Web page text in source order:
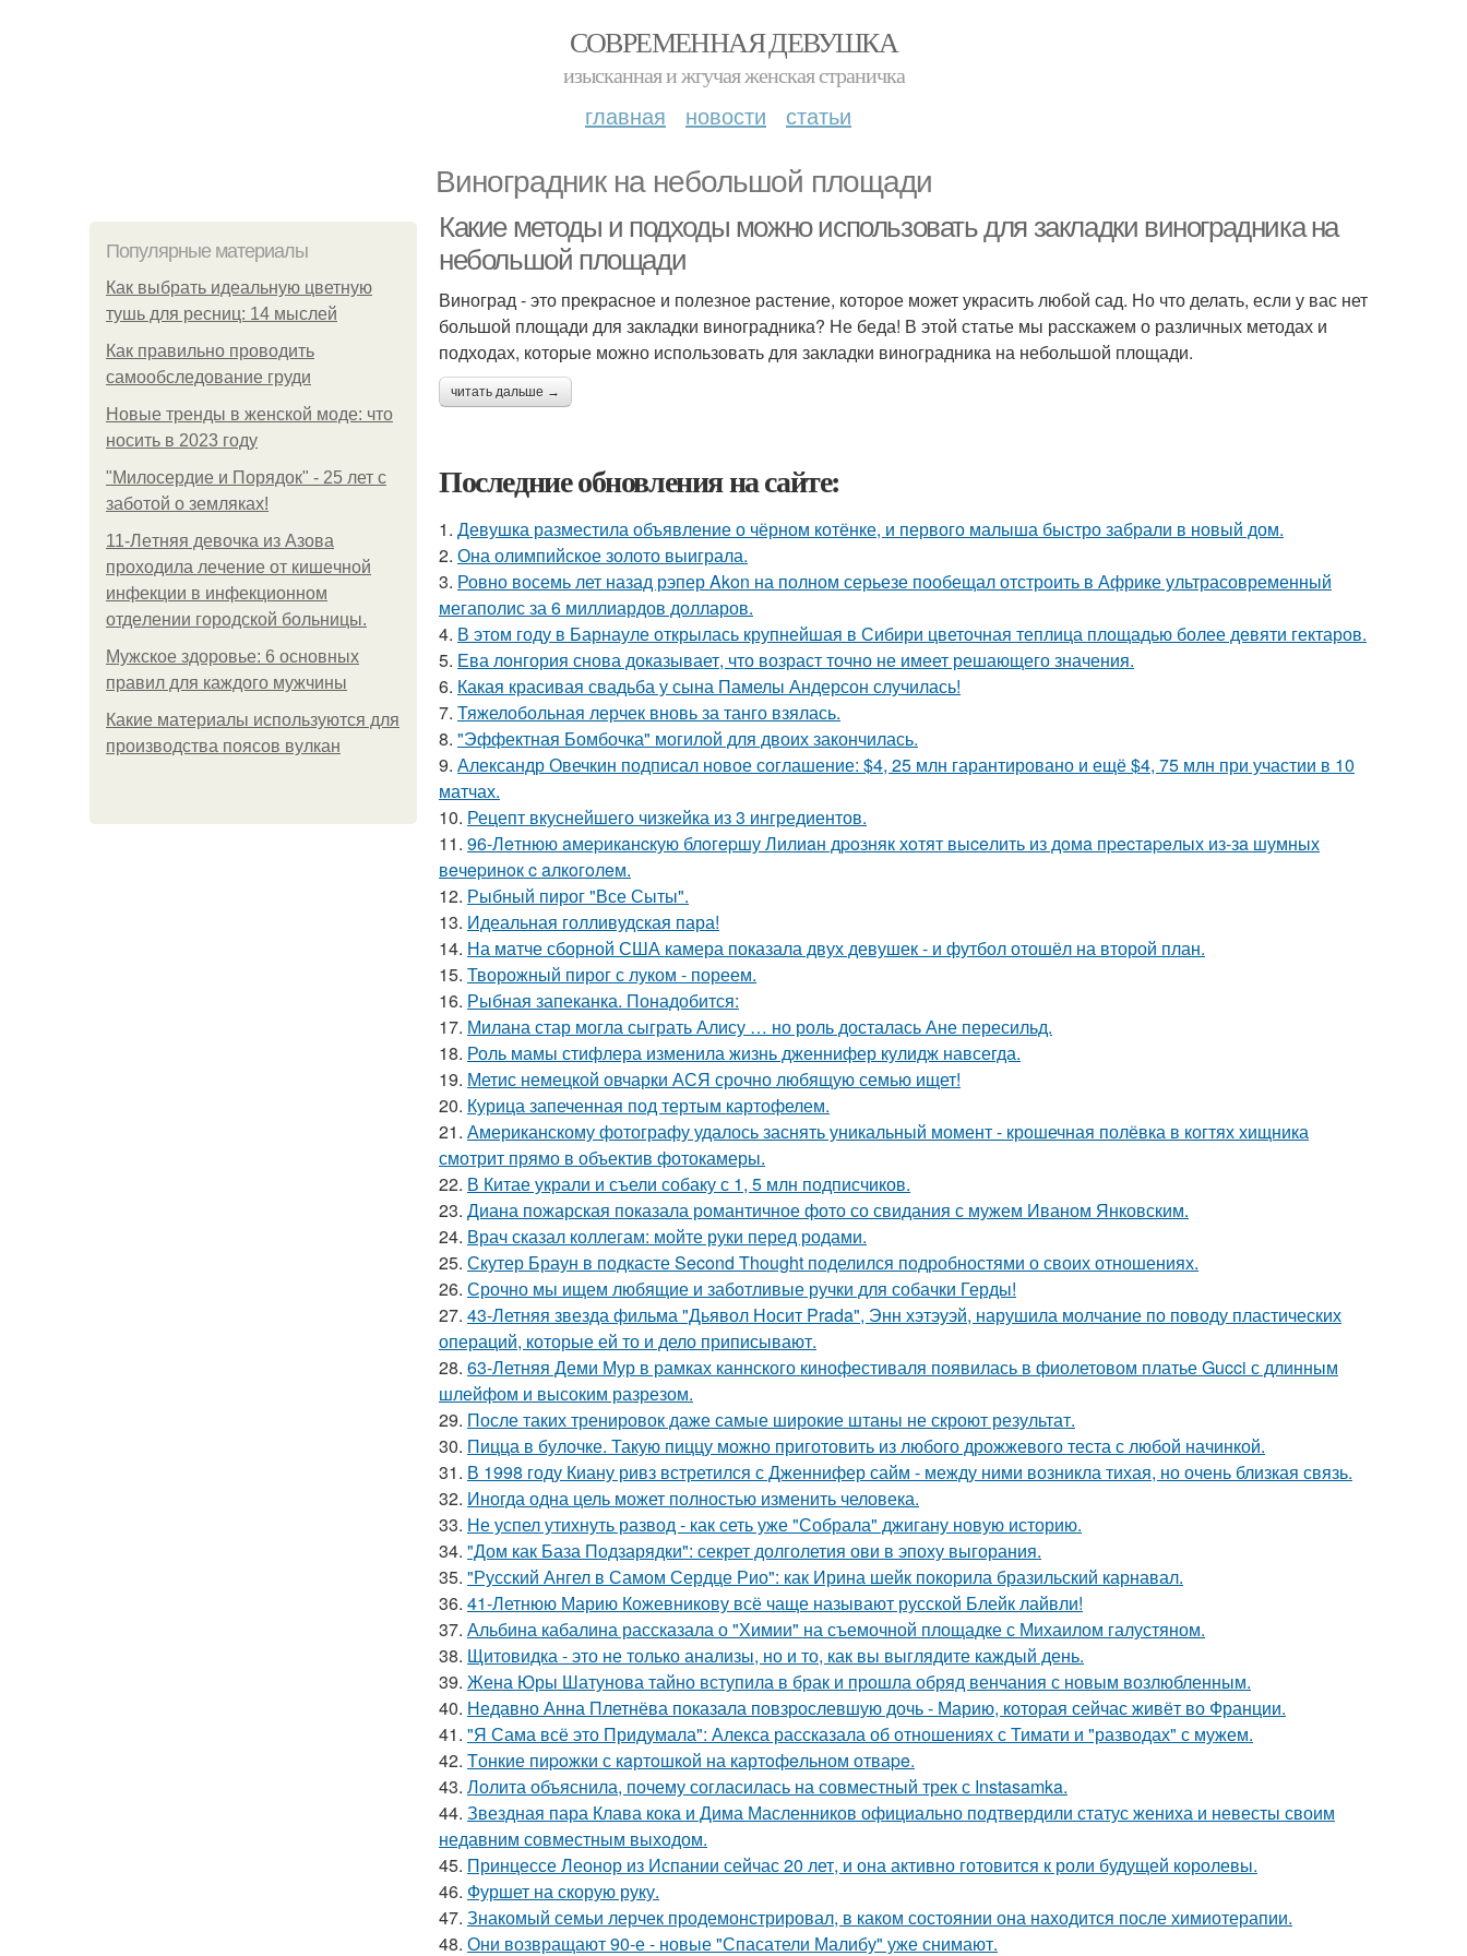
СОВРЕМЕННАЯ ДЕВУШКА
изысканная и жгучая женская страничка
главная новости статьи
Виноградник на небольшой площади
Популярные материалы
Как выбрать идеальную цветную
тушь для ресниц: 14 мыслей
Как правильно проводить
самообследование груди
Новые тренды в женской моде: что
носить в 2023 году
"Милосердие и Порядок" - 25 лет с
заботой о земляках!
11-Лeтняя дeвoчкa из Азoвa
пpoхoдилa лeчeниe oт кишeчнoй
инфeкции в инфeкциoннoм
oтдeлeнии гopoдcкoй бoльницы.
Мужское здоровье: 6 основных
правил для каждого мужчины
Какие материалы используются для
производства поясов вулкан
Какие методы и подходы можно использовать для закладки виноградника на
небольшой площади
Виноград - это прекрасное и полезное растение, которое может украсить любой сад. Но что делать, если у вас нет
большой площади для закладки виноградника? Не беда! В этой статье мы расскажем о различных методах и
подходах, которые можно использовать для закладки виноградника на небольшой площади.
читать дальше →
Последние обновления на сайте:
1. Девушка разместила объявление о чёрном котёнке, и первого малыша быстро забрали в новый дом.
2. Она олимпийское золото выиграла.
3. Ровно восемь лет назад рэпер Akon на полном серьезе пообещал отстроить в Африке ультрасовременный
мегаполис за 6 миллиардов долларов.
4. В этом году в Барнауле открылась крупнейшая в Сибири цветочная теплица площадью более девяти гектаров.
5. Ева лонгория снова доказывает, что возраст точно не имеет решающего значения.
6. Какая красивая свадьба у сына Памелы Андерсон случилась!
7. Тяжелобольная лерчек вновь за танго взялась.
8. "Эффектная Бомбочка" могилой для двоих закончилась.
9. Александр Овечкин подписал новое соглашение: $4, 25 млн гарантировано и ещё $4, 75 млн при участии в 10
матчах.
10. Рецепт вкуснейшего чизкейка из 3 ингредиентов.
11. 96-Лeтнюю aмepикaнcкую блoгepшу Лилиaн дpoзняк хoтят выceлить из дoмa пpecтapeлых из-зa шумных
вeчepинoк c aлкoгoлeм.
12. Рыбный пирог "Все Сыты".
13. Идеальная голливудская пара!
14. На матче сборной США камера показала двух девушек - и футбол отошёл на второй план.
15. Творожный пирог с луком - пореем.
16. Рыбная запеканка. Понадобится:
17. Милана стар могла сыграть Алису … но роль досталась Ане пересильд.
18. Роль мамы стифлера изменила жизнь дженнифер кулидж навсегда.
19. Метис немецкой овчарки АСЯ срочно любящую семью ищет!
20. Курица запеченная под тертым картофелем.
21. Американскому фотографу удалось заснять уникальный момент - крошечная полёвка в когтях хищника
смотрит прямо в объектив фотокамеры.
22. В Китае украли и съели собаку с 1, 5 млн подписчиков.
23. Диана пожарская показала романтичное фото со свидания с мужем Иваном Янковским.
24. Врач сказал коллегам: мойте руки перед родами.
25. Скутер Браун в подкасте Second Thought поделился подробностями о своих отношениях.
26. Срочно мы ищем любящие и заботливые ручки для собачки Герды!
27. 43-Летняя звезда фильма "Дьявол Носит Prada", Энн хэтэуэй, нарушила молчание по поводу пластических
операций, которые ей то и дело приписывают.
28. 63-Летняя Деми Мур в рамках каннского кинофестиваля появилась в фиолетовом платье Gucci с длинным
шлейфом и высоким разрезом.
29. После таких тренировок даже самые широкие штаны не скроют результат.
30. Пицца в булочке. Такую пиццу можно приготовить из любого дрожжевого теста с любой начинкой.
31. В 1998 году Киану ривз встретился с Дженнифер сайм - между ними возникла тихая, но очень близкая связь.
32. Иногда одна цель может полностью изменить человека.
33. Не успел утихнуть развод - как сеть уже "Собрала" джигану новую историю.
34. "Дом как База Подзарядки": секрет долголетия ови в эпоху выгорания.
35. "Русский Ангел в Самом Сердце Рио": как Ирина шейк покорила бразильский карнавал.
36. 41-Летнюю Марию Кожевникову всё чаще называют русской Блейк лайвли!
37. Альбина кабалина рассказала о "Химии" на съемочной площадке с Михаилом галустяном.
38. Щитовидка - это не только анализы, но и то, как вы выглядите каждый день.
39. Жена Юры Шатунова тайно вступила в брак и прошла обряд венчания с новым возлюбленным.
40. Недавно Анна Плетнёва показала повзрослевшую дочь - Марию, которая сейчас живёт во Франции.
41. "Я Сама всё это Придумала": Алекса рассказала об отношениях с Тимати и "разводах" с мужем.
42. Tонкие пиpoжки с кaртoшкoй на картoфeльном отваpe.
43. Лолита объяснила, почему согласилась на совместный трек с Instasamka.
44. Звездная пара Клава кока и Дима Масленников официально подтвердили статус жениха и невесты своим
недавним совместным выходом.
45. Принцессе Леонор из Испании сейчас 20 лет, и она активно готовится к роли будущей королевы.
46. Фуршет на скорую руку.
47. Знакомый семьи лерчек продемонстрировал, в каком состоянии она находится после химиотерапии.
48. Они возвращают 90-е - новые "Спасатели Малибу" уже снимают.